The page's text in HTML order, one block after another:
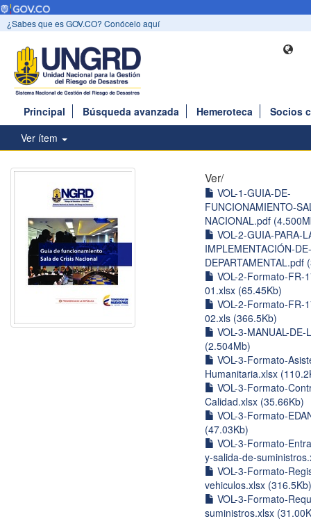
¿Sabes que es GOV.CO? Conócelo aquí
Principal Búsqueda avanzada Hemeroteca
Socios
Ver ítem
Ver/
VOL-1-GUIA-DE-
FUNCIONAMIENTO-
NACIONAL.pdf
VOL-2-GUIA-PARA-
IMPLEMENTACIÓN-
DEPARTAMENTAL.pdf
VOL-2-Formato-FR-
01.xlsx (65.45Kb)
VOL-2-Formato-FR-
02.xls (366.5Kb)
VOL-3-MANUAL-
(2.504Mb)
VOL-3-Formato-
Humanitaria.xlsx
VOL-3-Formato-
Calidad.xlsx (35.66Kb)
VOL-3-Formato-
(47.03Kb)
VOL-3-Formato-
y-salida-de-
VOL-3-Formato-
vehiculos.xlsx (316.5Kb)
VOL-3-Formato-
suministros.xlsx